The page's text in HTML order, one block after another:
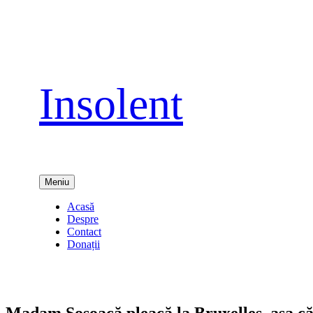
Insolent
Meniu
Acasă
Despre
Contact
Donații